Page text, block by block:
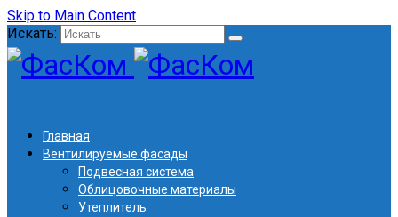
Skip to Main Content
Искать:
Главная
Вентилируемые фасады
Подвесная система
Облицовочные материалы
Утеплитель